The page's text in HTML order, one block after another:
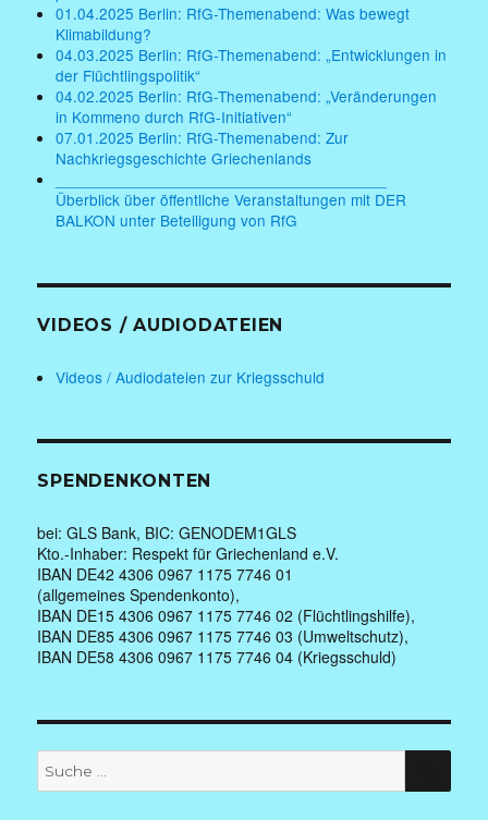
01.04.2025 Berlin: RfG-Themenabend: Was bewegt
Klimabildung?
04.03.2025 Berlin: RfG-Themenabend: „Entwicklungen in
der Flüchtlingspolitik“
04.02.2025 Berlin: RfG-Themenabend: „Veränderungen
in Kommeno durch RfG-Initiativen“
07.01.2025 Berlin: RfG-Themenabend: Zur
Nachkriegsgeschichte Griechenlands
Überblick über öffentliche Veranstaltungen mit DER
BALKON unter Beteiligung von RfG
VIDEOS / AUDIODATEIEN
Videos / Audiodateien zur Kriegsschuld
SPENDENKONTEN
bei: GLS Bank, BIC: GENODEM1GLS
Kto.-Inhaber: Respekt für Griechenland e.V.
IBAN DE42 4306 0967 1175 7746 01
(allgemeines Spendenkonto),
IBAN DE15 4306 0967 1175 7746 02 (Flüchtlingshilfe),
IBAN DE85 4306 0967 1175 7746 03 (Umweltschutz),
IBAN DE58 4306 0967 1175 7746 04 (Kriegsschuld)
Suche
nach: